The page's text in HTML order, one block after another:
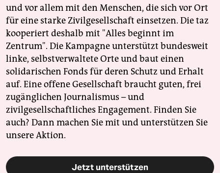
und vor allem mit den Menschen, die sich vor Ort
für eine starke Zivilgesellschaft einsetzen. Die taz
kooperiert deshalb mit "Alles beginnt im
Zentrum". Die Kampagne unterstützt bundesweit
linke, selbstverwaltete Orte und baut einen
solidarischen Fonds für deren Schutz und Erhalt
auf. Eine offene Gesellschaft braucht guten, frei
zugänglichen Journalismus – und
zivilgesellschaftliches Engagement. Finden Sie
auch? Dann machen Sie mit und unterstützen Sie
unsere Aktion.
Jetzt unterstützen